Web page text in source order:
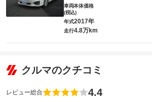
車両本体価格
(税込)
年式2017年
走行4.8万km
クルマのクチコミ
レビュー総合 4.4